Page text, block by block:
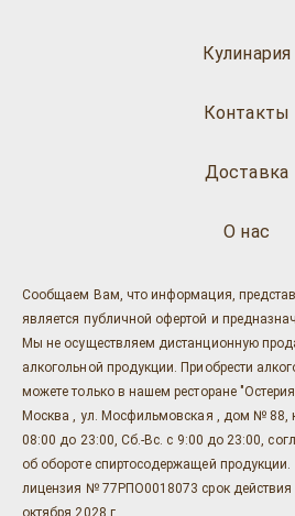
Кулинария
О нас
Доставка
Контакты
Сообщаем Вам, что информация,
является публичной офертой и
Мы не осуществляем дистанционную
алкогольной продукции. Приобрести
можете только в нашем ресторане
Москва , ул. Мосфильмовская , дом № 88,
08:00 до 23:00, Сб.-Вс. с 9:00 до 23:00,
об обороте спиртосодержащей
лицензия № 77РПО0018073 срок действия
октября 2028 г.